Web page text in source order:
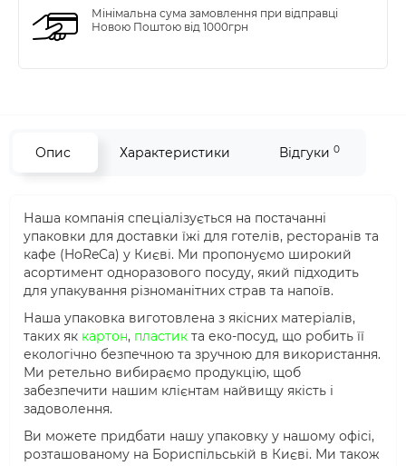
Мінімальна сума замовлення при відправці
Новою Поштою від 1000грн
Опис Характеристики Відгуки 0
Наша компанія спеціалізується на постачанні
упаковки для доставки їжі для готелів, ресторанів та
кафе (HoReCa) у Києві. Ми пропонуємо широкий
асортимент одноразового посуду, який підходить
для упакування різноманітних страв та напоїв.
Наша упаковка виготовлена з якісних матеріалів,
таких як картон, пластик та еко-посуд, що робить її
екологічно безпечною та зручною для використання.
Ми ретельно вибираємо продукцію, щоб
забезпечити нашим клієнтам найвищу якість і
задоволення.
Ви можете придбати нашу упаковку у нашому офісі,
розташованому на Бориспільській в Києві. Ми також